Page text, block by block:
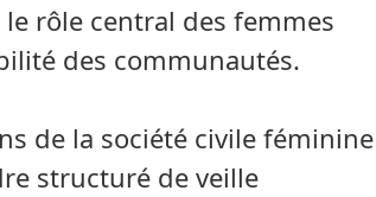
rôle central des femmes
des communautés.
de la société civile féminine
structuré de veille